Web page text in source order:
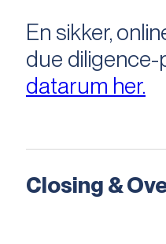
En sikker,
due
datarum her.
Closing &